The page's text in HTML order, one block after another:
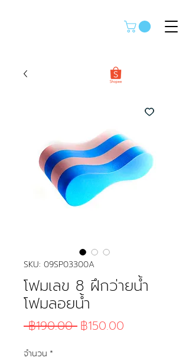
SKU: 09SP03300A
โฟมเลข 8 ฝึกว่ายน้ำ
โฟมลอยน้ำ
฿190.00 ราคาปกติ
฿150.00
จำนวน *